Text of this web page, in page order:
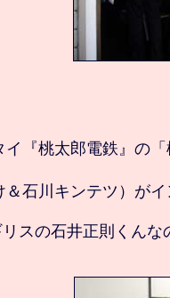
『桃太郎電鉄』の
石川キンテツ）が